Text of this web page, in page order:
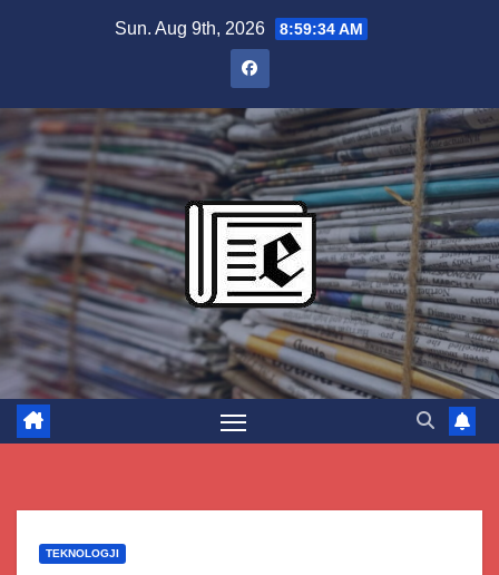
Sun. Aug 9th, 2026 8:59:35 AM
TEKNOLOGJI